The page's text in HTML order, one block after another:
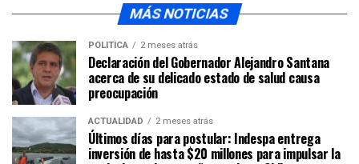
MÁS NOTICIAS
POLÍTICA 2 meses atrás
Declaración del Gobernador Alejandro Santana
acerca de su delicado estado de salud causa
preocupación
ACTUALIDAD 2 meses atrás
Últimos días para postular: Indespa entrega
inversión de hasta $20 millones para impulsar la